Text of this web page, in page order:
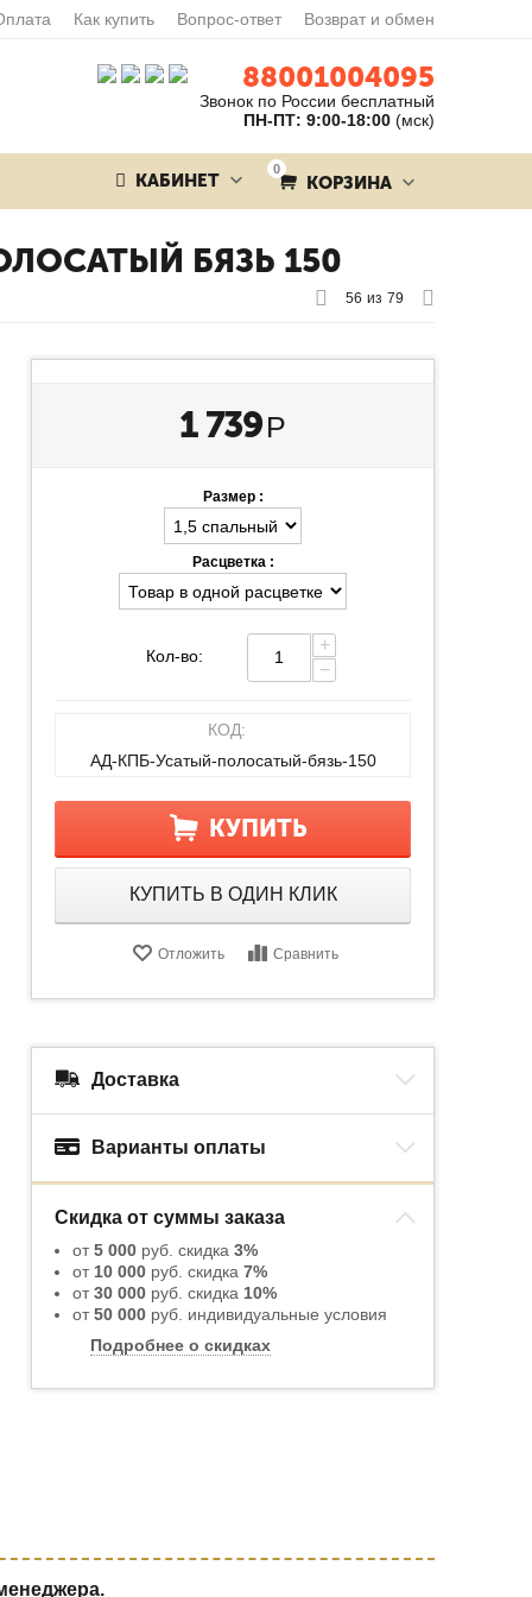
Как купить Вопрос-ответ Возврат и обмен
88001004095
Звонок по России бесплатный
ПН-ПТ: 9:00-18:00 (мск)
0
КОРЗИНА
КАБИНЕТ
БЯЗЬ 150
56 из 79
1 739 Р
Размер :
Расцветка :
Кол-во:
+
−
КОД:
АД-КПБ-Усатый-полосатый-бязь-150
КУПИТЬ
КУПИТЬ В ОДИН КЛИК
Отложить Сравнить
Доставка
Варианты оплаты
Скидка от суммы заказа
от5 000 руб. скидка 3%
от 10 000 руб. скидка 7%
от30 000 руб. скидка 10%
от50 000 руб. индивидуальные условия
Подробнее о скидках